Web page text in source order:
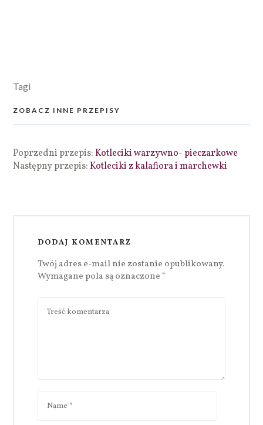
Tagi
ZOBACZ INNE PRZEPISY
Poprzedni przepis:Kotleciki warzywno- pieczarkowe
Następny przepis:Kotleciki z kalafiora i marchewki
DODAJ KOMENTARZ
Twój adres e-mail nie zostanie opublikowany.
Wymagane pola są oznaczone *